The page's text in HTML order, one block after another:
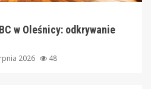
w Oleśnicy: odkrywanie
2026 48